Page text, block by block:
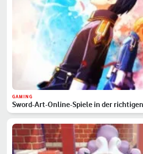
GAMING
Sword-Art-Online-Spiele in der